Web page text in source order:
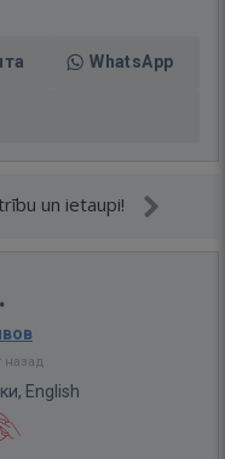
WhatsApp
un ietaupi!
назад
English